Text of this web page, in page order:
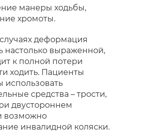
манеры ходьбы,
хромоты.
деформация
настолько выраженной,
к полной потери
ходить. Пациенты
средства – трости,
двустороннем
возможно
инвалидной коляски.